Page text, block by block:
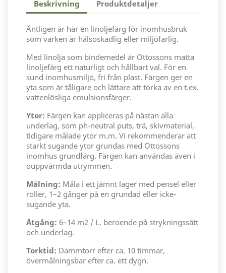
Beskrivning Produktdetaljer
Äntligen är här en linoljefärg för inomhusbruk
som varken är hälsoskadlig eller miljöfarlig.
Med linolja som bindemedel är Ottossons matta
linoljefärg ett naturligt och hållbart val. För en
sund inomhusmiljö, fri från plast. Färgen ger en
yta som är tåligare och lättare att torka av en t.ex.
vattenlösliga emulsionsfärger.
Ytor: Färgen kan appliceras på nästan alla
underlag, som ph-neutral puts, trä, skivmaterial,
tidigare målade ytor m.m. Vi rekommenderar att
starkt sugande ytor grundas med Ottossons
inomhus grundfärg. Färgen kan användas även i
ouppvärmda utrymmen.
Målning: Måla i ett jämnt lager med pensel eller
roller, 1–2 gånger på en grundad eller icke-
sugande yta.
Åtgång: 6–14 m2 / L, beroende på strykningssätt
och underlag.
Torktid: Dammtorr efter ca. 10 timmar,
övermålningsbar efter ca. ett dygn.